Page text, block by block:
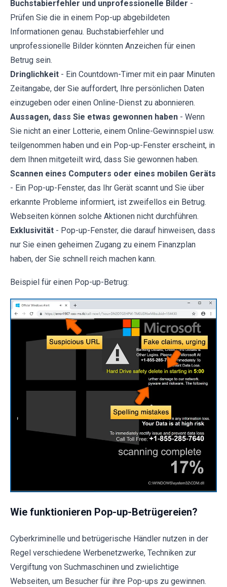
Buchstabierfehler und unprofessionelle Bilder -
Prüfen Sie die in einem Pop-up abgebildeten
Informationen genau. Buchstabierfehler und
unprofessionelle Bilder könnten Anzeichen für einen
Betrug sein.
Dringlichkeit - Ein Countdown-Timer mit ein paar Minuten
Zeitangabe, der Sie auffordert, Ihre persönlichen Daten
einzugeben oder einen Online-Dienst zu abonnieren.
Aussagen, dass Sie etwas gewonnen haben - Wenn
Sie nicht an einer Lotterie, einem Online-Gewinnspiel usw.
teilgenommen haben und ein Pop-up-Fenster erscheint, in
dem Ihnen mitgeteilt wird, dass Sie gewonnen haben.
Scannen eines Computers oder eines mobilen Geräts
- Ein Pop-up-Fenster, das Ihr Gerät scannt und Sie über
erkannte Probleme informiert, ist zweifellos ein Betrug.
Webseiten können solche Aktionen nicht durchführen.
Exklusivität - Pop-up-Fenster, die darauf hinweisen, dass
nur Sie einen geheimen Zugang zu einem Finanzplan
haben, der Sie schnell reich machen kann.
Beispiel für einen Pop-up-Betrug:
Wie funktionieren Pop-up-Betrügereien?
Cyberkriminelle und betrügerische Händler nutzen in der
Regel verschiedene Werbenetzwerke, Techniken zur
Vergiftung von Suchmaschinen und zwielichtige
Webseiten, um Besucher für ihre Pop-ups zu gewinnen.